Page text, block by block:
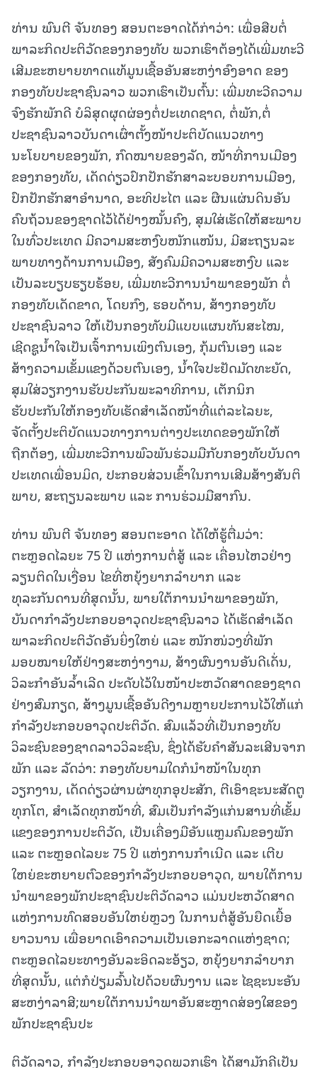
ທ່ານ ພົນຕີ ຈັນທອງ ສອນຕະອາດໄດ້ກ່າວ່າ: ເພື່ອສືບຕໍ່
ພາລະກິດປະຕິວັດຂອງກອງທັບ ພວກເຮົາຕ້ອງໄດ້ເພີ່ມທະວີ
ເສີມຂະຫຍາຍທາດແທ້ມູນເຊື້ອອັນສະຫງ່າອົງອາດ ຂອງ
ກອງທັບປະຊາຊົນລາວ ພວກເຮົາເປັນຕົ້ນ: ເພີ່ມທະວີຄວາມ
ຈົງຮັກພັກດີ ບໍລິສຸດຜຸດຜ່ອງຕໍ່ປະເທດຊາດ, ຕໍ່ພັກ,ຕໍ່
ປະຊາຊົນລາວບັນດາເຜົ່າຕັ້ງໜ້າປະຕິບັດແນວທາງ
ນະໂຍບາຍຂອງພັກ, ກົດໝາຍຂອງລັດ, ໜ້າທີ່ການເມືອງ
ຂອງກອງທັບ, ເດັດດ່ຽວປົກປັກຮັກສາລະບອບການເມືອງ,
ປົກປັກຮັກສາອໍານາດ, ອະທິປະໄຕ ແລະ ຜືນແຜ່ນດິນອັນ
ຄົບຖ້ວນຂອງຊາດໄວ້ໄດ້ຢ່າງໝັ້ນຄົງ, ສຸມໃສ່ເຮັດໃຫ້ສະພາບ
ໃນທົ່ວປະເທດ ມີຄວາມສະຫງົບໜັກແໜ້ນ, ມີສະຖຽນລະ
ພາບທາງດ້ານການເມືອງ, ສັງຄົມມີຄວາມສະຫງົບ ແລະ
ເປັນລະບຽບຮຽບຮ້ອຍ, ເພີ່ມທະວີການນໍາພາຂອງພັກ ຕໍ່
ກອງທັບເດັດຂາດ, ໂດຍກົງ, ຮອບດ້ານ, ສ້າງກອງທັບ
ປະຊາຊົນລາວ ໃຫ້ເປັນກອງທັບມີແບບແຜນທັນສະໄໝ,
ເຊີດຊູນໍ້າໃຈເປັນເຈົ້າການເພິງຕົນເອງ, ກຸ້ມຕົນເອງ ແລະ
ສ້າງຄວາມເຂັ້ມແຂງດ້ວຍຕົນເອງ, ນໍ້າໃຈປະຢັດມັດທະຍັດ,
ສຸມໃສ່ວຽກງານຮັບປະກັນພະລາທິການ, ເຕັກນິກ
ຮັບປະກັນໃຫ້ກອງທັບເຮັດສໍາເລັດໜ້າທີ່ແຕ່ລະໄລຍະ,
ຈັດຕັ້ງປະຕິບັດແນວທາງການຕ່າງປະເທດຂອງພັກໃຫ້
ຖືກຕ້ອງ, ເພີ່ມທະວີການພົວພັນຮ່ວມມືກັບກອງທັບບັນດາ
ປະເທດເພື່ອນມິດ, ປະກອບສ່ວນເຂົ້າໃນການເສີມສ້າງສັນຕິ
ພາບ, ສະຖຽນລະພາບ ແລະ ການຮ່ວມມືສາກົນ.
ທ່ານ ພົນຕີ ຈັນທອງ ສອນຕະອາດ ໄດ້ໃຫ້ຮູ້ຕື່ມວ່າ:
ຕະຫຼອດໄລຍະ 75 ປີ ແຫ່ງການຕໍ່ສູ້ ແລະ ເຄື່ອນໄຫວຢ່າງ
ລຽນຕິດໃນເງື່ອນ ໄຂທີ່ຫຍຸ້ງຍາກລຳບາກ ແລະ
ທຸລະກັນດານທີ່ສຸດນັ້ນ, ພາຍໃຕ້ການນຳພາຂອງພັກ,
ບັນດາກຳລັງປະກອບອາວຸດປະຊາຊົນລາວ ໄດ້ເຮັດສຳເລັດ
ພາລະກິດປະຕິວັດອັນຍິ່ງໃຫຍ່ ແລະ ໜັກໜ່ວງທີ່ພັກ
ມອບໝາຍໃຫ້ຢ່າງສະຫງ່າງາມ, ສ້າງຜົນງານອັນດີເດັ່ນ,
ວິລະກຳອັນລ້ຳເລີດ ປະດັບໄວ້ໃນໜ້າປະຫວັດສາດຂອງຊາດ
ຢ່າງສົມກຽດ, ສ້າງມູນເຊື້ອອັນດີງາມຫຼາຍປະການໄວ້ໃຫ້ແກ່
ກຳລັງປະກອບອາວຸດປະຕິວັດ. ສົມແລ້ວທີ່ເປັນກອງທັບ
ວິລະຊົນຂອງຊາດລາວວິລະຊົນ, ຊຶ່ງໄດ້ຮັບຄຳສັນລະເສີນຈາກ
ພັກ ແລະ ລັດວ່າ: ກອງທັບຍາມໃດກໍນໍາໜ້າໃນທຸກ
ວຽກງານ, ເດັດດ່ຽວຜ່ານຜ່າທຸກອຸປະສັກ, ຕີເອົາຊະນະສັດຕູ
ທຸກໂຕ, ສຳເລັດທຸກໜ້າທີ່, ສົມເປັນກຳລັງແກ່ນສານທີ່ເຂັ້ມ
ແຂງຂອງການປະຕິວັດ, ເປັນເຄື່ອງມືອັນແຫຼມຄົມຂອງພັກ
ແລະ ຕະຫຼອດໄລຍະ 75 ປີ ແຫ່ງການກໍາເນີດ ແລະ ເຕີບ
ໃຫຍ່ຂະຫຍາຍຕົວຂອງກໍາລັງປະກອບອາວຸດ, ພາຍໃຕ້ການ
ນຳພາຂອງພັກປະຊາຊົນປະຕິວັດລາວ ແມ່ນປະຫວັດສາດ
ແຫ່ງການທົດສອບອັນໃຫຍ່ຫຼວງ ໃນການຕໍ່ສູ້ອັນຍືດເຍື້ອ
ຍາວນານ ເພື່ອຍາດເອົາຄວາມເປັນເອກະລາດແຫ່ງຊາດ;
ຕະຫຼອດໄລຍະທາງອັນລະອິດລະອ້ຽວ, ຫຍຸ້ງຍາກລຳບາກ
ທີ່ສຸດນັ້ນ, ແຕ່ກໍປ່ຽມລົ້ນໄປດ້ວຍຜົນງານ ແລະ ໄຊຊະນະອັນ
ສະຫງ່າລາສີ;ພາຍໃຕ້ການນຳພາອັນສະຫຼາດສ່ອງໃສຂອງ
ພັກປະຊາຊົນປະ
ຕິວັດລາວ, ກຳລັງປະກອບອາວຸດພວກເຮົາ ໄດ້ສາມັກຄີເປັນ